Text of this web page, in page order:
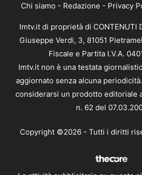
Chi siamo - Redazione - Privacy
Imtv.it di proprietà di CONTENUTI
Giuseppe Verdi, 3, 81051
Fiscale e Partita I.V.A.
Imtv.it non è una testata
aggiornato senza alcuna
considerarsi un prodotto editoriale
n. 62 del
Copyright ©2026 - Tutti i diritti